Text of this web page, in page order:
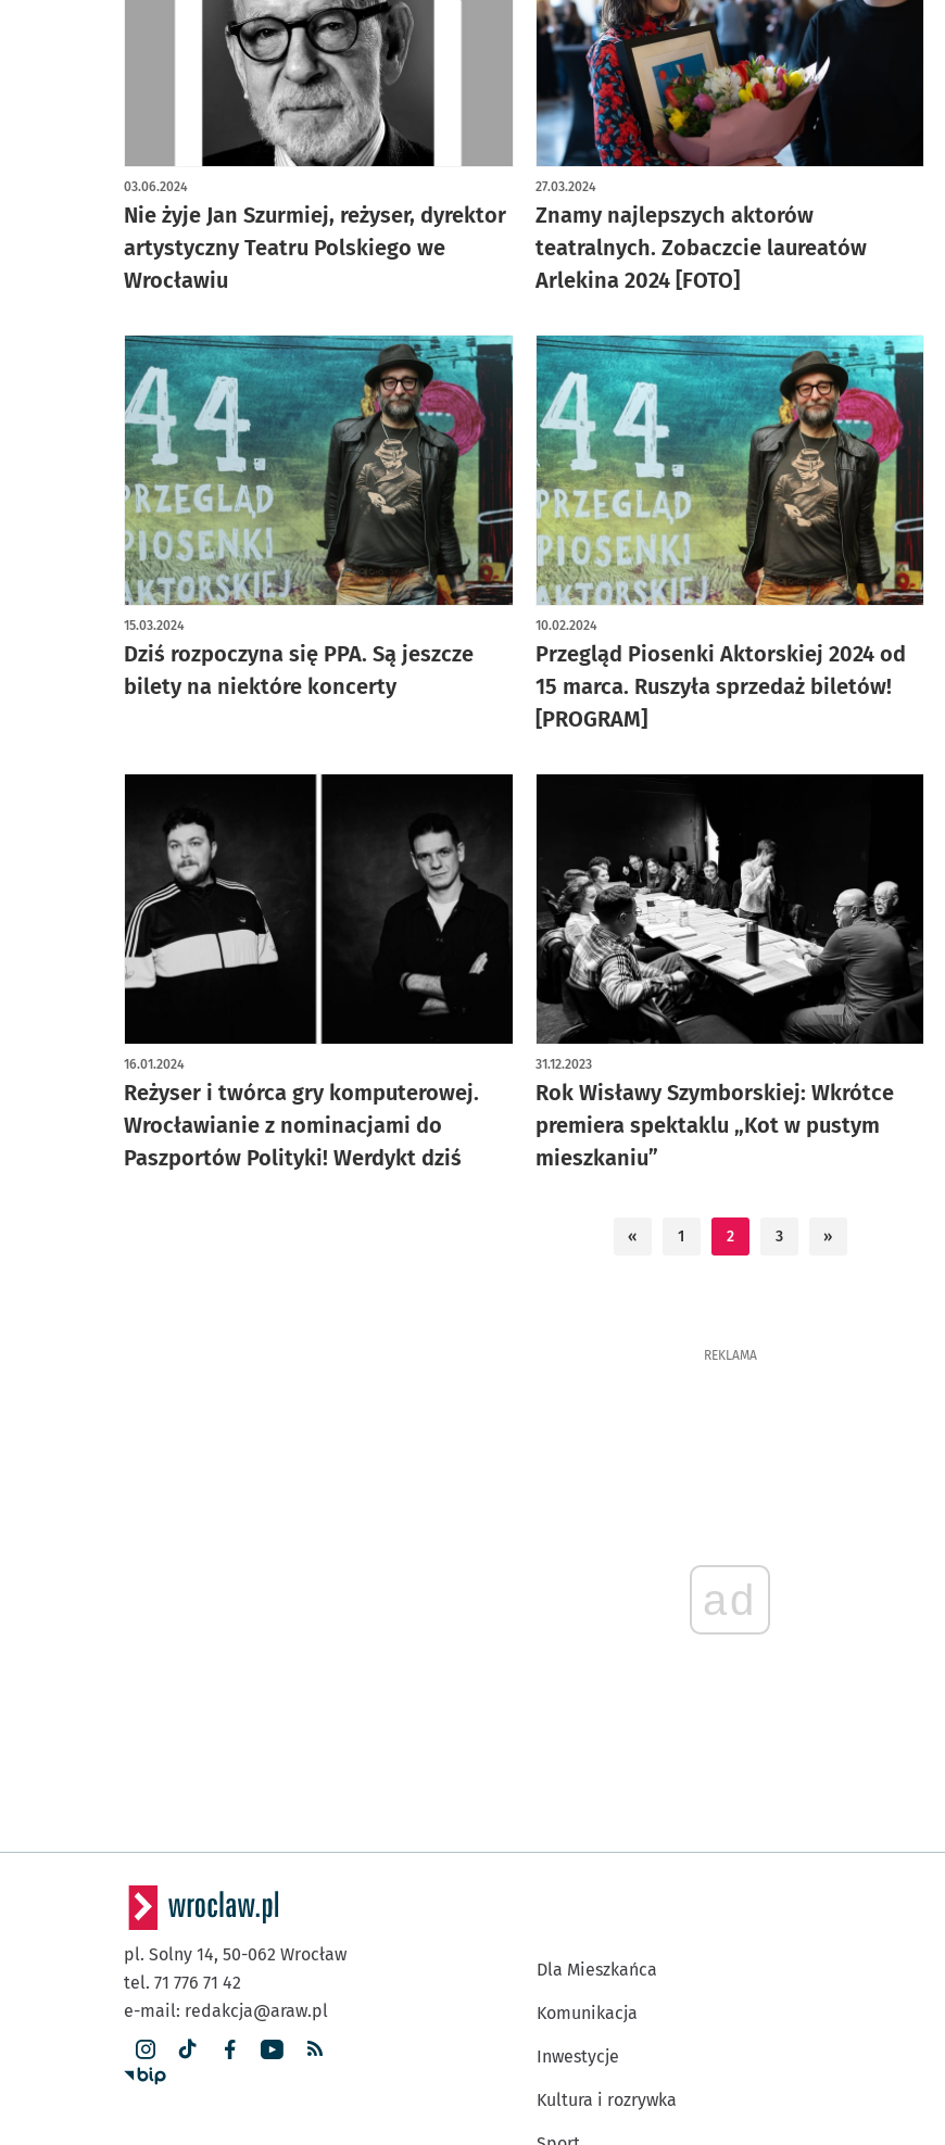
Nie żyje Jan Szurmiej, reżyser, dyrektor
artystyczny Teatru Polskiego we
Wrocławiu
03.06.2024
Znamy najlepszych aktorów
teatralnych. Zobaczcie laureatów
Arlekina 2024 [FOTO]
27.03.2024
artykuł z galerią zdjęć
Dziś rozpoczyna się PPA. Są jeszcze
bilety na niektóre koncerty
15.03.2024
Przegląd Piosenki Aktorskiej 2024 od
15 marca. Ruszyła sprzedaż biletów!
[PROGRAM]
10.02.2024
Reżyser i twórca gry komputerowej.
Wrocławianie z nominacjami do
Paszportów Polityki! Werdykt dziś
16.01.2024
Rok Wisławy Szymborskiej: Wkrótce
premiera spektaklu „Kot w pustym
mieszkaniu”
31.12.2023
« 1 2 3 »
REKLAMA
ad
pl. Solny 14, 50-062 Wrocław
tel. 71 776 71 42
e-mail: redakcja@araw.pl
Dla Mieszkańca
Komunikacja
Inwestycje
Kultura i rozrywka